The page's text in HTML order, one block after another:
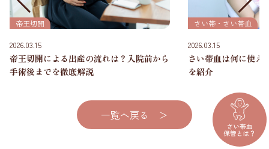
帝王切開
2026.03.15
帝王切開による出産の流れは？入院前から
手術後までを徹底解説
さい帯・さい帯血
2026.03.15
さい帯血は何に使え
を紹介
一覧へ戻る ＞